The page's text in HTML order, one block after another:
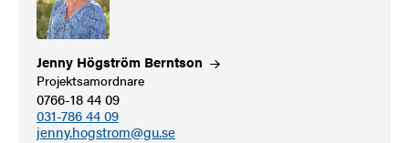
Jenny Högström Berntson
Projektsamordnare
0766-18 44 09
031-786 44 09
jenny.hogstrom@gu.se